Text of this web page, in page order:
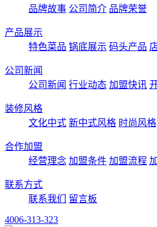
品牌故事 公司简介 品牌荣誉
产品展示
特色菜品 锅底展示 码头产品
公司新闻
公司新闻 行业动态 加盟快讯
装修风格
文化中式 新中式风格 时尚风格
合作加盟
经营理念 加盟条件 加盟流程
联系方式
联系我们
留言板
4006-313-323